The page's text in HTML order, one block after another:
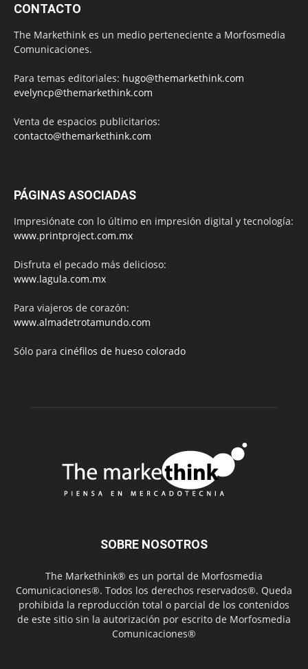
CONTACTO
The Markethink es un medio perteneciente a Morfosmedia
Comunicaciones.
Para temas editoriales: hugo@themarkethink.com
evelyncp@themarkethink.com
Venta de espacios publicitarios:
contacto@themarkethink.com
PÁGINAS ASOCIADAS
Impresiónate con lo último en impresión digital y tecnología:
www.printproject.com.mx
Disfruta el pecado más delicioso:
www.lagula.com.mx
Para viajeros de corazón:
www.almadetrotamundo.com
Sólo para cinéfilos de hueso colorado
SOBRE NOSOTROS
The Markethink® es un portal de Morfosmedia
Comunicaciones®. Todos los derechos reservados®. Queda
prohibida la reproducción total o parcial de los contenidos
de este sitio sin la autorización por escrito de Morfosmedia
Comunicaciones®